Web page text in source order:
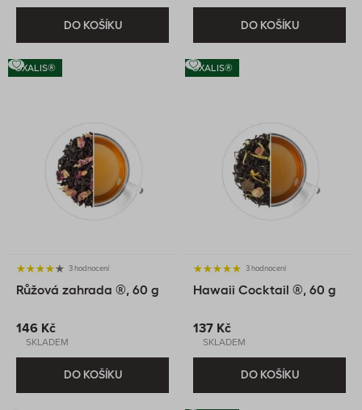
DO KOŠÍKU DO KOŠÍKU
OXALIS®
3 hodnocení
Růžová zahrada ®, 60 g
146 Kč
SKLADEM
DO KOŠÍKU
OXALIS®
3 hodnocení
Hawaii Cocktail ®, 60 g
137 Kč
SKLADEM
DO KOŠÍKU